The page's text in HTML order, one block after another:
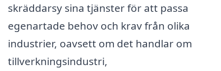
skräddarsy sina tjänster för att passa
egenartade behov och krav från olika
industrier, oavsett om det handlar om
tillverkningsindustri,